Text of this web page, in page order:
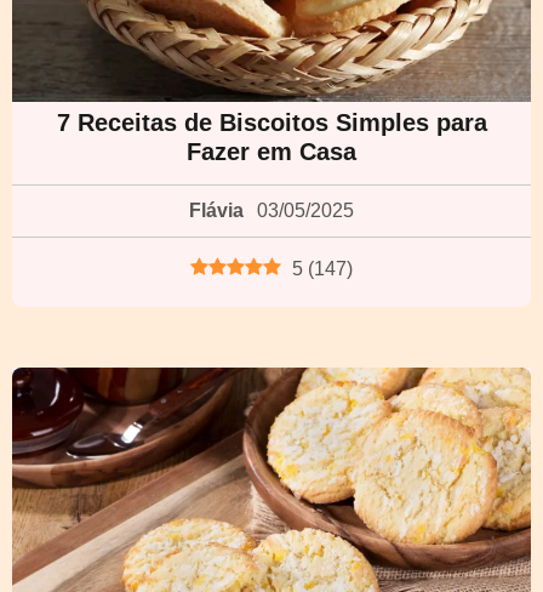
7 Receitas de Biscoitos Simples para
Fazer em Casa
Flávia 03/05/2025
5 (147)